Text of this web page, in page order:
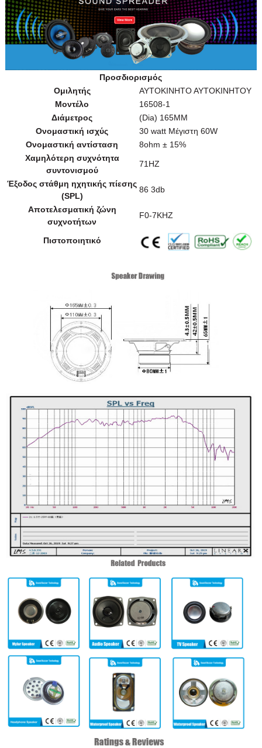
Προσδιορισμός
Ομιλητής
ΑΥΤΟΚΙΝΗΤΟ ΑΥΤΟΚΙΝΗΤΟΥ
Μοντέλο
16508-1
Διάμετρος
(Dia) 165MM
Ονομαστική ισχύς
30 watt Μέγιστη 60W
Ονομαστική αντίσταση
8ohm ± 15%
Χαμηλότερη συχνότητα
συντονισμού
71HZ
Έξοδος στάθμη ηχητικής πίεσης
(SPL)
86 3db
Αποτελεσματική ζώνη
συχνοτήτων
F0-7KHZ
Πιστοποιητικό